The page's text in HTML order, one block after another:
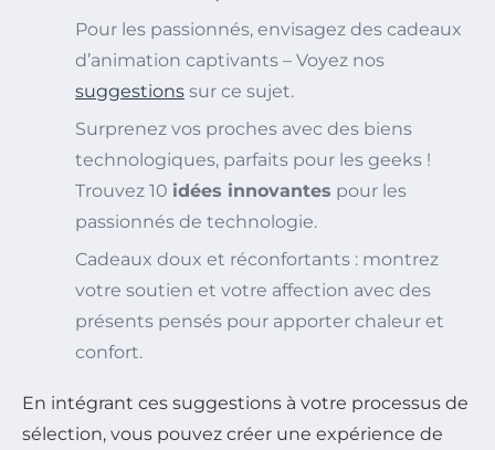
Pour les passionnés, envisagez des cadeaux
d’animation captivants – Voyez nos
suggestions sur ce sujet.
Surprenez vos proches avec des biens
technologiques, parfaits pour les geeks !
Trouvez 10 idées innovantes pour les
passionnés de technologie.
Cadeaux doux et réconfortants : montrez
votre soutien et votre affection avec des
présents pensés pour apporter chaleur et
confort.
En intégrant ces suggestions à votre processus de
sélection, vous pouvez créer une expérience de